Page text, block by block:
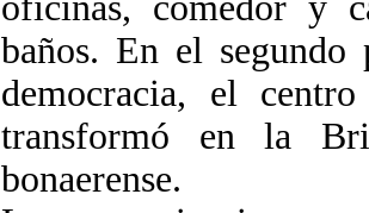
baños. En el segundo
democracia, el
transformó en la
bonaerense.